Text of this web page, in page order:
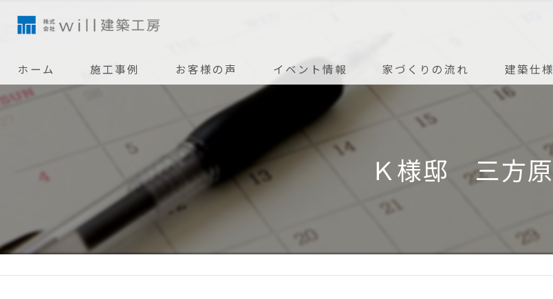
ホーム 施工事例 お客様の声 イベント情報 家づくりの流れ
アフターメンテナンス
建築仕様
Ｋ様邸 三方原